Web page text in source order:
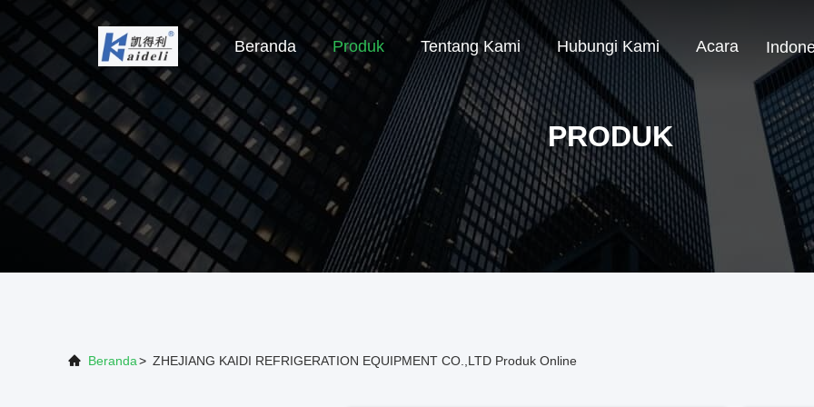
Beranda Produk Tentang Kami Hubungi Kami Acara
PRODUK
Beranda> ZHEJIANG KAIDI REFRIGERATION EQUIPMENT CO.,LTD Produk Online